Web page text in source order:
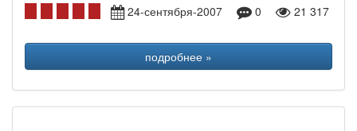
24-сентября-2007
0 21 317
подробнее »